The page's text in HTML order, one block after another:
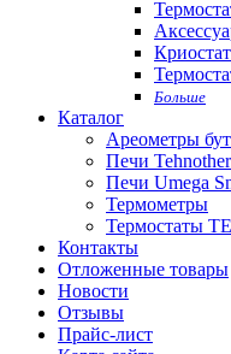
Больше
Каталог
Ареометры
Печи
Печи Umega
Термометры
Термостаты
Контакты
Отложенные товары
Новости
Отзывы
Прайс-лист